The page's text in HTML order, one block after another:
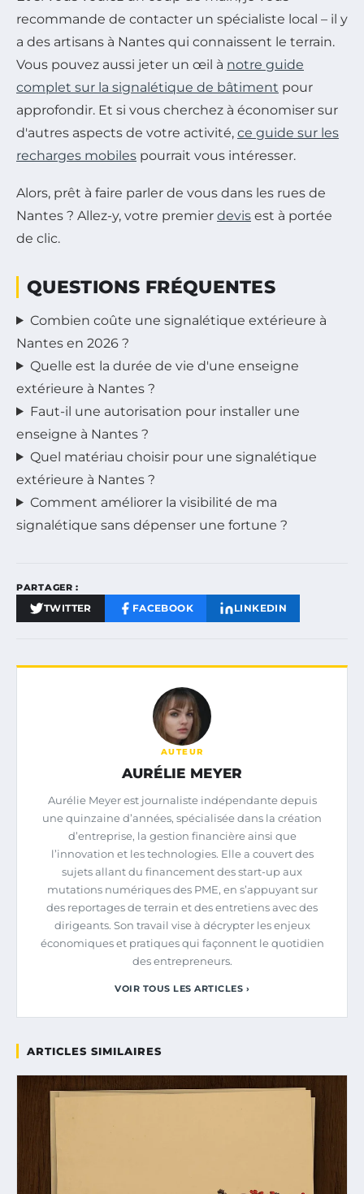
recommande de contacter un spécialiste local – il y
a des artisans à Nantes qui connaissent le terrain.
Vous pouvez aussi jeter un œil à notre guide
complet sur la signalétique de bâtiment pour
approfondir. Et si vous cherchez à économiser sur
d'autres aspects de votre activité, ce guide sur les
recharges mobiles pourrait vous intéresser.
Alors, prêt à faire parler de vous dans les rues de
Nantes ? Allez-y, votre premier devis est à portée
de clic.
QUESTIONS FRÉQUENTES
Combien coûte une signalétique extérieure à
Nantes en 2026 ?
Quelle est la durée de vie d'une enseigne
extérieure à Nantes ?
Faut-il une autorisation pour installer une
enseigne à Nantes ?
Quel matériau choisir pour une signalétique
extérieure à Nantes ?
Comment améliorer la visibilité de ma
signalétique sans dépenser une fortune ?
PARTAGER :
TWITTER FACEBOOK LINKEDIN
AUTEUR
AURÉLIE MEYER
Aurélie Meyer est journaliste indépendante depuis
une quinzaine d’années, spécialisée dans la création
d’entreprise, la gestion financière ainsi que
l’innovation et les technologies. Elle a couvert des
sujets allant du financement des start-up aux
mutations numériques des PME, en s’appuyant sur
des reportages de terrain et des entretiens avec des
dirigeants. Son travail vise à décrypter les enjeux
économiques et pratiques qui façonnent le quotidien
des entrepreneurs.
VOIR TOUS LES ARTICLES ›
ARTICLES SIMILAIRES